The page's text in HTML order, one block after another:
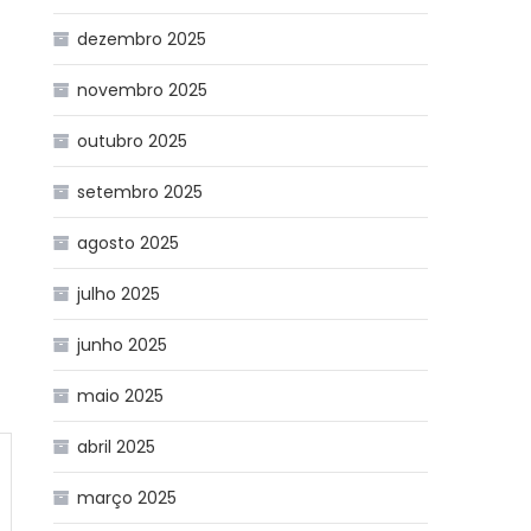
dezembro 2025
novembro 2025
outubro 2025
setembro 2025
agosto 2025
julho 2025
junho 2025
maio 2025
abril 2025
março 2025